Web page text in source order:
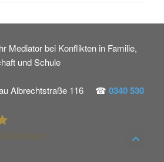
Mediator bei Konflikten in Familie,
und Schule
Albrechtstraße 116 ☎ 0340 530